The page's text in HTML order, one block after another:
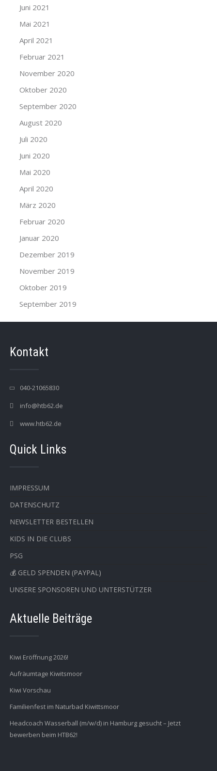
Juni 2021
Mai 2021
April 2021
Februar 2021
November 2020
Oktober 2020
September 2020
August 2020
Juli 2020
Juni 2020
Mai 2020
April 2020
März 2020
Februar 2020
Januar 2020
Dezember 2019
November 2019
Oktober 2019
September 2019
Kontakt
040-21065830
info@htb62.de
www.htb62.de
Quick Links
IMPRESSUM
DATENSCHUTZ
NEWSLETTER BESTELLEN
KIDS IN DIE CLUBS
PSG
💰 GELD SPENDEN (PAYPAL)
UNSERE SPONSOREN UND UNTERSTÜTZER
Aktuelle Beiträge
Kiwi Eröffnung 2026!
Aufräumtage Kiwitsmoor
Kiwi Vorschau
Familienfest im Naturbad Kiwittsmoor
Headcoach Wasserball (m/w/d) in Hamburg gesucht – Jetzt
bewerben beim HTB62!